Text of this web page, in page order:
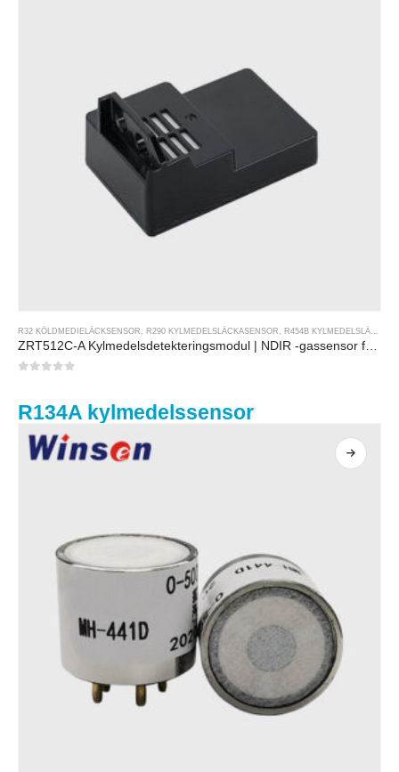
R32 KÖLDMEDIELÄCKSENSOR R290 KYLMEDELSLÄCKASENSOR R454B KYLMEDELSLÄCKASENSOR
R134A kylmedelssensor